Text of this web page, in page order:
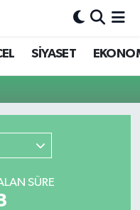
SİYASET
SÜRE